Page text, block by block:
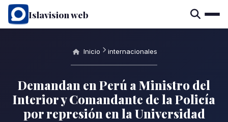
Islavision web
Inicio internacionales
Demandan en Perú a Ministro del
Interior y Comandante de la Policía
por represión en la Universidad